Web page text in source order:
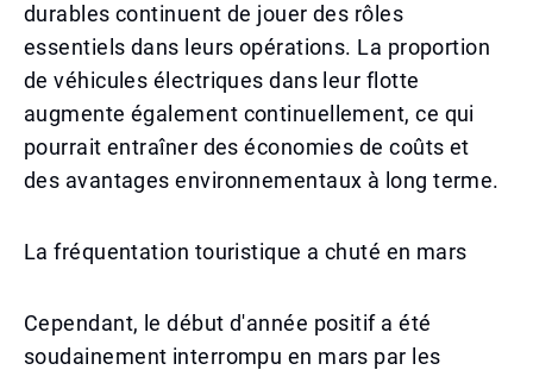
durables continuent de jouer des rôles
essentiels dans leurs opérations. La proportion
de véhicules électriques dans leur flotte
augmente également continuellement, ce qui
pourrait entraîner des économies de coûts et
des avantages environnementaux à long terme.
La fréquentation touristique a chuté en mars
Cependant, le début d'année positif a été
soudainement interrompu en mars par les